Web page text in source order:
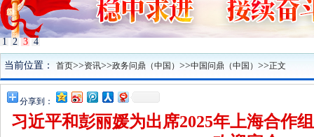
1 2 3 4
当前位置： 首页>>资讯>>政务问鼎（中国） >>中国问鼎（中国） >>正文
分享到：
习近平和彭丽媛为出席2025年上海合作